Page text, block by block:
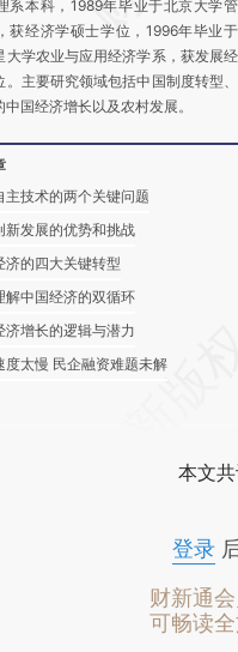
系本科，1989年毕业于北京大学管
获经济学硕士学位，1996年毕业于
大学农业与应用经济学系，获发展经
主要研究领域包括中国制度转型、
国经济增长以及农村发展。
主技术的两个关键问题
新发展的优势和挑战
济的四大关键转型
解中国经济的双循环
济增长的逻辑与潜力
度太慢 民企融资难题未解
本文
登录
财新通
可畅读